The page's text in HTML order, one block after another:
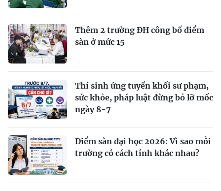
Thêm 2 trường ĐH công bố điểm
sàn ở mức 15
Thí sinh ứng tuyển khối sư phạm,
sức khỏe, pháp luật đừng bỏ lỡ mốc
ngày 8-7
Điểm sàn đại học 2026: Vì sao mỗi
trường có cách tính khác nhau?